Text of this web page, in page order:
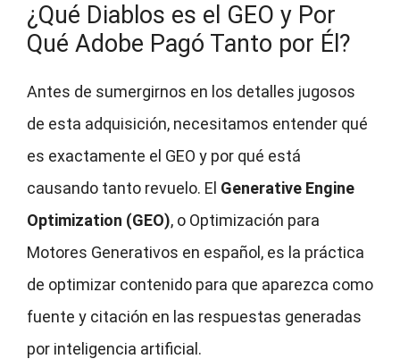
¿Qué Diablos es el GEO y Por
Qué Adobe Pagó Tanto por Él?
Antes de sumergirnos en los detalles jugosos
de esta adquisición, necesitamos entender qué
es exactamente el GEO y por qué está
causando tanto revuelo. El Generative Engine
Optimization (GEO), o Optimización para
Motores Generativos en español, es la práctica
de optimizar contenido para que aparezca como
fuente y citación en las respuestas generadas
por inteligencia artificial.